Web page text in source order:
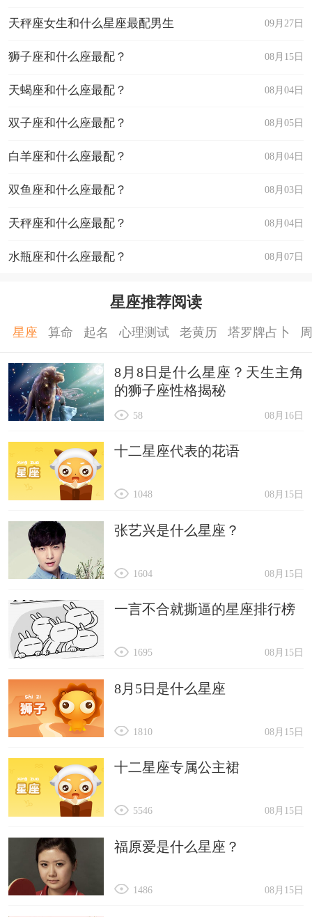
09月27日
天秤座女生和什么星座最配男生
08月15日
狮子座和什么座最配？
08月04日
天蝎座和什么座最配？
08月05日
双子座和什么座最配？
08月04日
白羊座和什么座最配？
08月03日
双鱼座和什么座最配？
08月04日
天秤座和什么座最配？
08月07日
水瓶座和什么座最配？
星座推荐阅读
星座 算命 起名 心理测试 老黄历 塔罗牌占卜
8月8日是什么星座？天生主角
的狮子座性格揭秘
08月16日
58
十二星座代表的花语
08月15日
1048
张艺兴是什么星座？
08月15日
1604
一言不合就撕逼的星座排行榜
08月15日
1695
8月5日是什么星座
08月15日
1810
十二星座专属公主裙
08月15日
5546
福原爱是什么星座？
08月15日
1486